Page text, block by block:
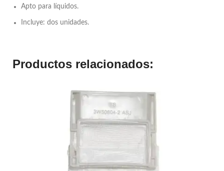
Apto para líquidos.
Incluye: dos unidades.
Productos relacionados: